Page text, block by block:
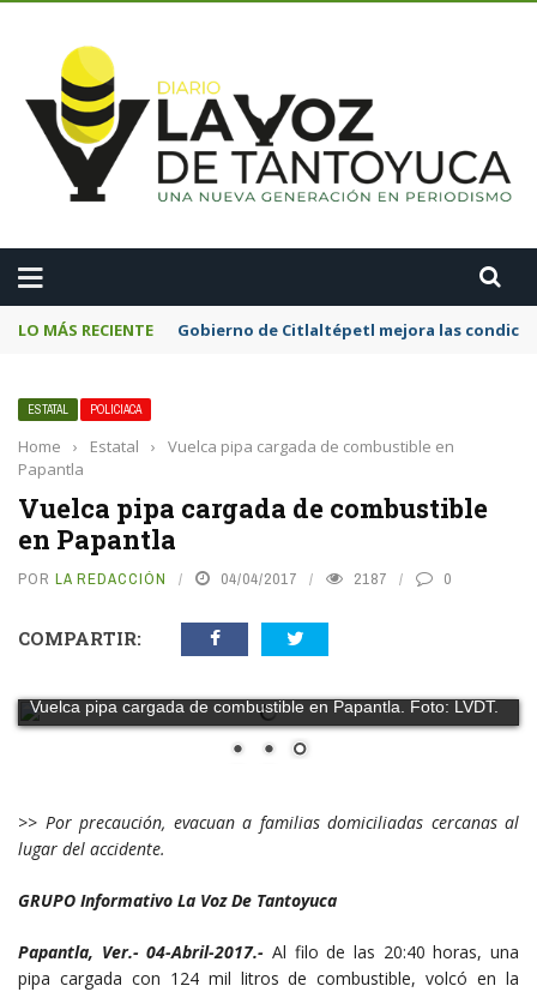
LO MÁS RECIENTE Gobierno de Citlaltépetl mejora las
ESTATAL POLICIACA
Home › Estatal ›
Vuelca pipa cargada de combustible en
Papantla
Vuelca pipa cargada de combustible
en Papantla
POR LA REDACCIÓN 04/04/2017 2187 0
COMPARTIR:
Vuelca pipa cargada de combustible en Papantla. Foto: LVDT.
>> Por precaución, evacuan a familias domiciliadas cercanas al
lugar del accidente.
GRUPO Informativo La Voz De Tantoyuca
Papantla, Ver.- 04-Abril-2017.- Al filo de las 20:40 horas, una
pipa cargada con 124 mil litros de combustible, volcó en la